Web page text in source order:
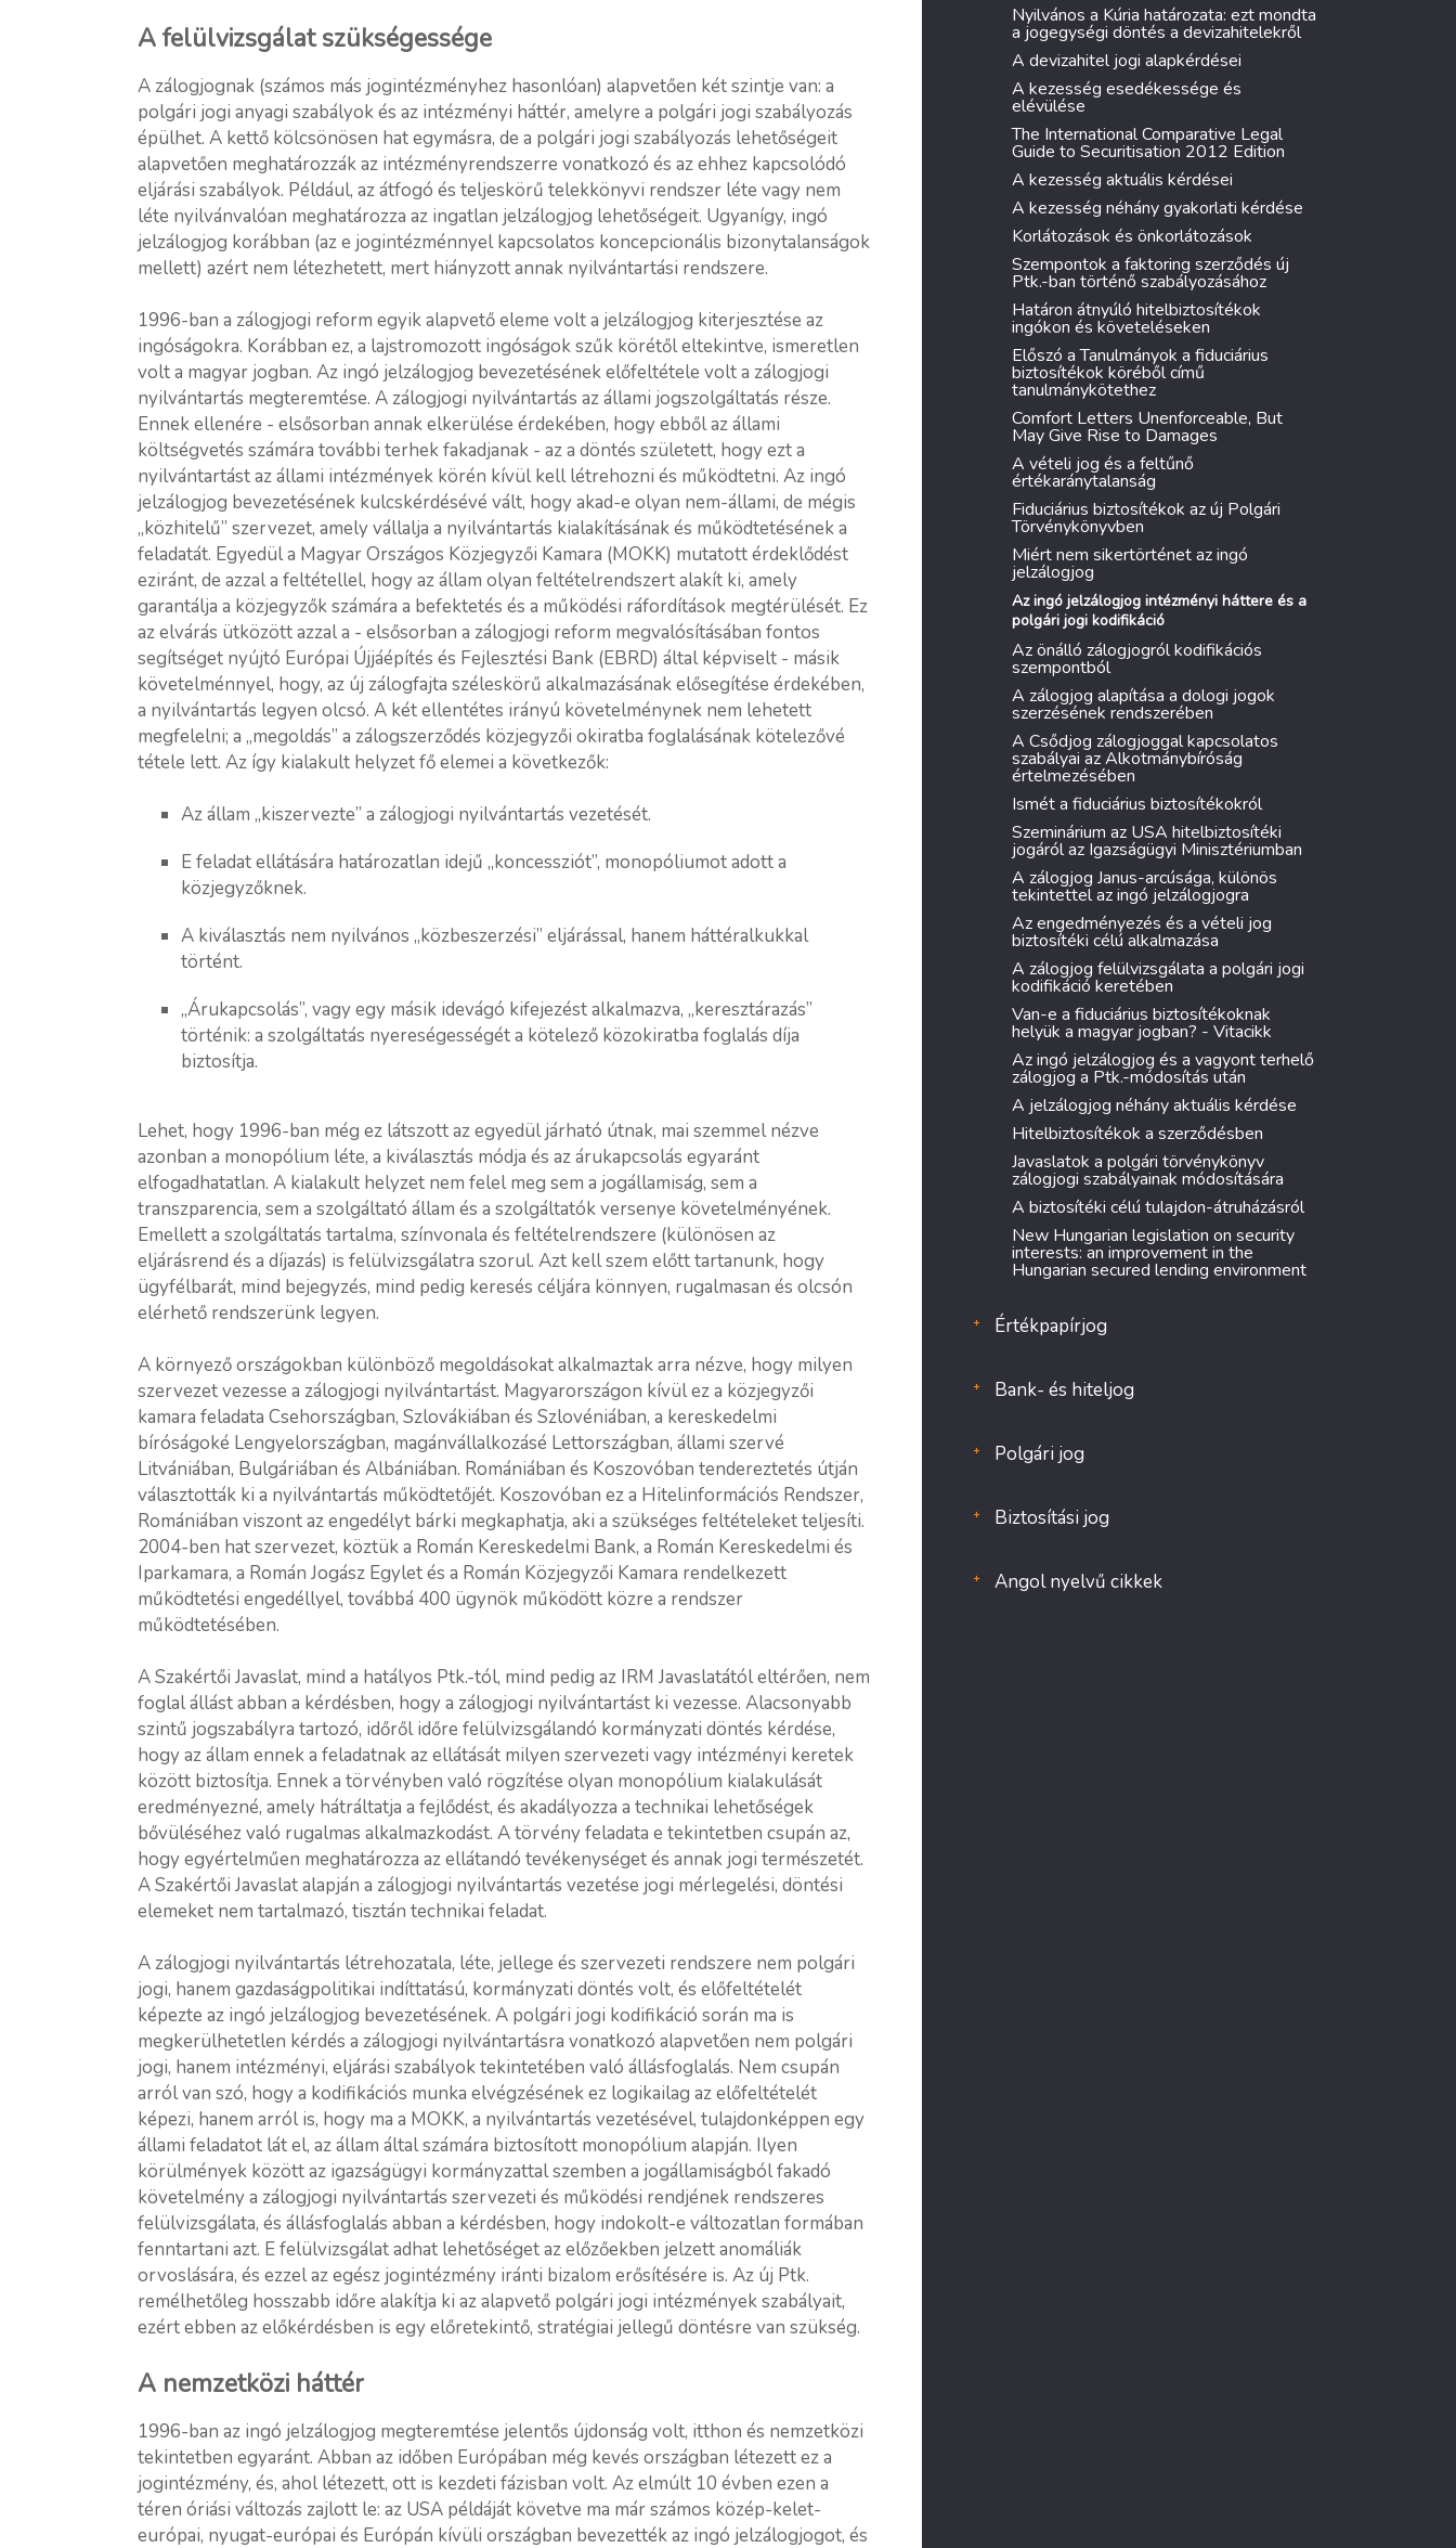
A felülvizsgálat szükségessége
A zálogjognak (számos más jogintézményhez hasonlóan) alapvetően két szintje van: a
polgári jogi anyagi szabályok és az intézményi háttér, amelyre a polgári jogi szabályozás
épülhet. A kettő kölcsönösen hat egymásra, de a polgári jogi szabályozás lehetőségeit
alapvetően meghatározzák az intézményrendszerre vonatkozó és az ehhez kapcsolódó
eljárási szabályok. Például, az átfogó és teljeskörű telekkönyvi rendszer léte vagy nem
léte nyilvánvalóan meghatározza az ingatlan jelzálogjog lehetőségeit. Ugyanígy, ingó
jelzálogjog korábban (az e jogintézménnyel kapcsolatos koncepcionális bizonytalanságok
mellett) azért nem létezhetett, mert hiányzott annak nyilvántartási rendszere.
1996-ban a zálogjogi reform egyik alapvető eleme volt a jelzálogjog kiterjesztése az
ingóságokra. Korábban ez, a lajstromozott ingóságok szűk körétől eltekintve, ismeretlen
volt a magyar jogban. Az ingó jelzálogjog bevezetésének előfeltétele volt a zálogjogi
nyilvántartás megteremtése. A zálogjogi nyilvántartás az állami jogszolgáltatás része.
Ennek ellenére - elsősorban annak elkerülése érdekében, hogy ebből az állami
költségvetés számára további terhek fakadjanak - az a döntés született, hogy ezt a
nyilvántartást az állami intézmények körén kívül kell létrehozni és működtetni. Az ingó
jelzálogjog bevezetésének kulcskérdésévé vált, hogy akad-e olyan nem-állami, de mégis
„közhitelű” szervezet, amely vállalja a nyilvántartás kialakításának és működtetésének a
feladatát. Egyedül a Magyar Országos Közjegyzői Kamara (MOKK) mutatott érdeklődést
eziránt, de azzal a feltétellel, hogy az állam olyan feltételrendszert alakít ki, amely
garantálja a közjegyzők számára a befektetés és a működési ráfordítások megtérülését. Ez
az elvárás ütközött azzal a - elsősorban a zálogjogi reform megvalósításában fontos
segítséget nyújtó Európai Újjáépítés és Fejlesztési Bank (EBRD) által képviselt - másik
követelménnyel, hogy, az új zálogfajta széleskörű alkalmazásának elősegítése érdekében,
a nyilvántartás legyen olcsó. A két ellentétes irányú követelménynek nem lehetett
megfelelni; a „megoldás” a zálogszerződés közjegyzői okiratba foglalásának kötelezővé
tétele lett. Az így kialakult helyzet fő elemei a következők:
Az állam „kiszervezte” a zálogjogi nyilvántartás vezetését.
E feladat ellátására határozatlan idejű „koncessziót”, monopóliumot adott a
közjegyzőknek.
A kiválasztás nem nyilvános „közbeszerzési” eljárással, hanem háttéralkukkal
történt.
„Árukapcsolás”, vagy egy másik idevágó kifejezést alkalmazva, „keresztárazás”
történik: a szolgáltatás nyereségességét a kötelező közokiratba foglalás díja
biztosítja.
Lehet, hogy 1996-ban még ez látszott az egyedül járható útnak, mai szemmel nézve
azonban a monopólium léte, a kiválasztás módja és az árukapcsolás egyaránt
elfogadhatatlan. A kialakult helyzet nem felel meg sem a jogállamiság, sem a
transzparencia, sem a szolgáltató állam és a szolgáltatók versenye követelményének.
Emellett a szolgáltatás tartalma, színvonala és feltételrendszere (különösen az
eljárásrend és a díjazás) is felülvizsgálatra szorul. Azt kell szem előtt tartanunk, hogy
ügyfélbarát, mind bejegyzés, mind pedig keresés céljára könnyen, rugalmasan és olcsón
elérhető rendszerünk legyen.
A környező országokban különböző megoldásokat alkalmaztak arra nézve, hogy milyen
szervezet vezesse a zálogjogi nyilvántartást. Magyarországon kívül ez a közjegyzői
kamara feladata Csehországban, Szlovákiában és Szlovéniában, a kereskedelmi
bíróságoké Lengyelországban, magánvállalkozásé Lettországban, állami szervé
Litvániában, Bulgáriában és Albániában. Romániában és Koszovóban tendereztetés útján
választották ki a nyilvántartás működtetőjét. Koszovóban ez a Hitelinformációs Rendszer,
Romániában viszont az engedélyt bárki megkaphatja, aki a szükséges feltételeket teljesíti.
2004-ben hat szervezet, köztük a Román Kereskedelmi Bank, a Román Kereskedelmi és
Iparkamara, a Román Jogász Egylet és a Román Közjegyzői Kamara rendelkezett
működtetési engedéllyel, továbbá 400 ügynök működött közre a rendszer
működtetésében.
A Szakértői Javaslat, mind a hatályos Ptk.-tól, mind pedig az IRM Javaslatától eltérően, nem
foglal állást abban a kérdésben, hogy a zálogjogi nyilvántartást ki vezesse. Alacsonyabb
szintű jogszabályra tartozó, időről időre felülvizsgálandó kormányzati döntés kérdése,
hogy az állam ennek a feladatnak az ellátását milyen szervezeti vagy intézményi keretek
között biztosítja. Ennek a törvényben való rögzítése olyan monopólium kialakulását
eredményezné, amely hátráltatja a fejlődést, és akadályozza a technikai lehetőségek
bővüléséhez való rugalmas alkalmazkodást. A törvény feladata e tekintetben csupán az,
hogy egyértelműen meghatározza az ellátandó tevékenységet és annak jogi természetét.
A Szakértői Javaslat alapján a zálogjogi nyilvántartás vezetése jogi mérlegelési, döntési
elemeket nem tartalmazó, tisztán technikai feladat.
A zálogjogi nyilvántartás létrehozatala, léte, jellege és szervezeti rendszere nem polgári
jogi, hanem gazdaságpolitikai indíttatású, kormányzati döntés volt, és előfeltételét
képezte az ingó jelzálogjog bevezetésének. A polgári jogi kodifikáció során ma is
megkerülhetetlen kérdés a zálogjogi nyilvántartásra vonatkozó alapvetően nem polgári
jogi, hanem intézményi, eljárási szabályok tekintetében való állásfoglalás. Nem csupán
arról van szó, hogy a kodifikációs munka elvégzésének ez logikailag az előfeltételét
képezi, hanem arról is, hogy ma a MOKK, a nyilvántartás vezetésével, tulajdonképpen egy
állami feladatot lát el, az állam által számára biztosított monopólium alapján. Ilyen
körülmények között az igazságügyi kormányzattal szemben a jogállamiságból fakadó
követelmény a zálogjogi nyilvántartás szervezeti és működési rendjének rendszeres
felülvizsgálata, és állásfoglalás abban a kérdésben, hogy indokolt-e változatlan formában
fenntartani azt. E felülvizsgálat adhat lehetőséget az előzőekben jelzett anomáliák
orvoslására, és ezzel az egész jogintézmény iránti bizalom erősítésére is. Az új Ptk.
remélhetőleg hosszabb időre alakítja ki az alapvető polgári jogi intézmények szabályait,
ezért ebben az előkérdésben is egy előretekintő, stratégiai jellegű döntésre van szükség.
A nemzetközi háttér
1996-ban az ingó jelzálogjog megteremtése jelentős újdonság volt, itthon és nemzetközi
tekintetben egyaránt. Abban az időben Európában még kevés országban létezett ez a
jogintézmény, és, ahol létezett, ott is kezdeti fázisban volt. Az elmúlt 10 évben ezen a
téren óriási változás zajlott le: az USA példáját követve ma már számos közép-kelet-
európai, nyugat-európai és Európán kívüli országban bevezették az ingó jelzálogjogot, és
Nyilvános a Kúria határozata: ezt mondta
a jogegységi döntés a devizahitelekről
A devizahitel jogi alapkérdései
A kezesség esedékessége és
elévülése
The International Comparative Legal
Guide to Securitisation 2012 Edition
A kezesség aktuális kérdései
A kezesség néhány gyakorlati kérdése
Korlátozások és önkorlátozások
Szempontok a faktoring szerződés új
Ptk.-ban történő szabályozásához
Határon átnyúló hitelbiztosítékok
ingókon és követeléseken
Előszó a Tanulmányok a fiduciárius
biztosítékok köréből című
tanulmánykötethez
Comfort Letters Unenforceable, But
May Give Rise to Damages
A vételi jog és a feltűnő
értékaránytalanság
Fiduciárius biztosítékok az új Polgári
Törvénykönyvben
Miért nem sikertörténet az ingó
jelzálogjog
Az ingó jelzálogjog intézményi háttere és a
polgári jogi kodifikáció
Az önálló zálogjogról kodifikációs
szempontból
A zálogjog alapítása a dologi jogok
szerzésének rendszerében
A Csődjog zálogjoggal kapcsolatos
szabályai az Alkotmánybíróság
értelmezésében
Ismét a fiduciárius biztosítékokról
Szeminárium az USA hitelbiztosítéki
jogáról az Igazságügyi Minisztériumban
A zálogjog Janus-arcúsága, különös
tekintettel az ingó jelzálogjogra
Az engedményezés és a vételi jog
biztosítéki célú alkalmazása
A zálogjog felülvizsgálata a polgári jogi
kodifikáció keretében
Van-e a fiduciárius biztosítékoknak
helyük a magyar jogban? - Vitacikk
Az ingó jelzálogjog és a vagyont terhelő
zálogjog a Ptk.-módosítás után
A jelzálogjog néhány aktuális kérdése
Hitelbiztosítékok a szerződésben
Javaslatok a polgári törvénykönyv
zálogjogi szabályainak módosítására
A biztosítéki célú tulajdon-átruházásról
New Hungarian legislation on security
interests: an improvement in the
Hungarian secured lending environment
Értékpapírjog
Bank- és hiteljog
Polgári jog
Biztosítási jog
Angol nyelvű cikkek